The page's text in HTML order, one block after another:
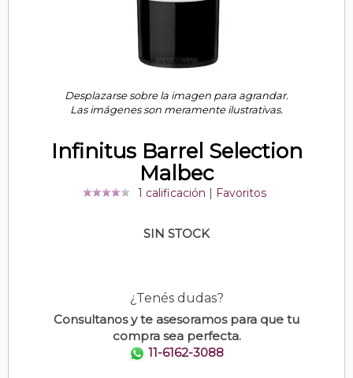
Desplazarse sobre la imagen para agrandar.
Las imágenes son meramente ilustrativas.
Infinitus Barrel Selection
Malbec
1 calificación Favoritos
SIN STOCK
¿Tenés dudas?
Consultanos y te asesoramos para que tu
compra sea perfecta.
11-6162-3088